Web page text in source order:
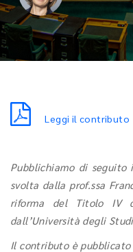
Leggi il contributo
Pubblichiamo di
svolta dalla prof.ssa
riforma del Titolo IV
dall’Università degli
Il contributo è